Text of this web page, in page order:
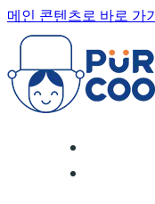
메인 콘텐츠로 바로 가기